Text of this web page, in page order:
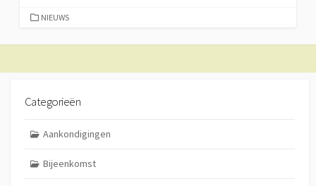
CATEGORIEËN
NIEUWS
Categorieën
Aankondigingen
Bijeenkomst